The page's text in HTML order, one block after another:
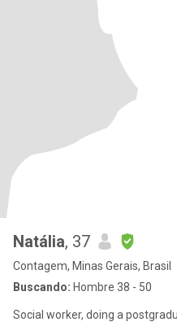
Natália, 37
Contagem, Minas Gerais, Brasil
Buscando: Hombre 38 - 50
Social worker, doing a